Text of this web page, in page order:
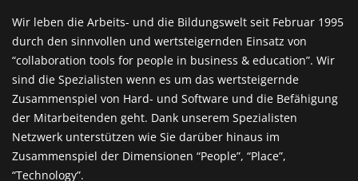
Wir leben die Arbeits- und die Bildungswelt seit Februar 1995
durch den sinnvollen und wertsteigernden Einsatz von
“collaboration tools for people in business & education”. Wir
sind die Spezialisten wenn es um das wertsteigernde
Zusammenspiel von Hard- und Software und die Befähigung
der Mitarbeitenden geht. Dank unserem Spezialisten
Netzwerk unterstützen wie Sie darüber hinaus im
Zusammenspiel der Dimensionen “People”, “Place”,
“Technology”.